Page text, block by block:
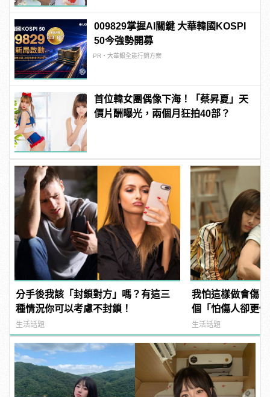
009829掌握AI關鍵 大華韓國KOSPI
50今強勢開募
PR・大華銀全能行銷方案
首位韓女團偶像下海！「蔡昇夏」天
價片酬曝光，兩個月狂拍40部？
分手後我該「封鎖對方」嗎？有這三
種情況你可以考慮不封鎖！
生活話題
我怕這樣做會傷
個「怕傷人卻更
manfashion這樣
生活話題